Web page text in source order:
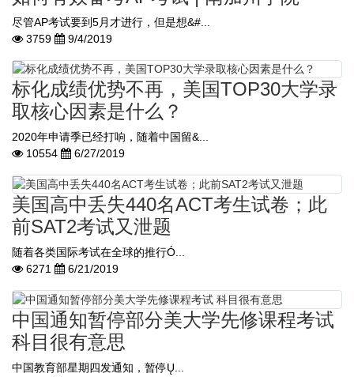
尽管AP考试要到5月才进行，但是想&#...
3759
9/4/2019
标化成绩优势不再，美国TOP30大学录
取核心因素是什么？
2020年申请季已经打响，随着中国留&...
10554
6/27/2019
美国高中丢失440名ACT考生试卷；此
前SAT2考试又泄题
随着各类国际考试在全球的推行Ó...
6271
6/21/2019
中国通知暂停部分美大学先修课程考试
科目很有意思
中国教育部星期四发通知，暂停Ų...